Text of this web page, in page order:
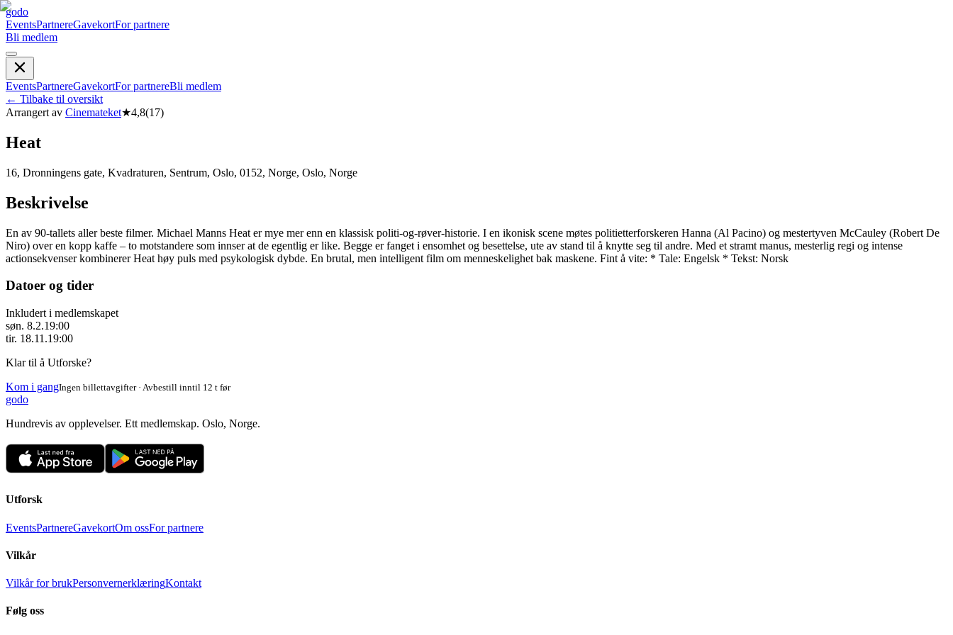
godo
EventsPartnereGavekortFor partnere
Bli medlem
EventsPartnereGavekortFor partnereBli medlem
← Tilbake til oversikt
Arrangert av Cinemateket★4,8(17)
Heat
16, Dronningens gate, Kvadraturen, Sentrum, Oslo, 0152, Norge, Oslo, Norge
Beskrivelse
En av 90-tallets aller beste filmer. Michael Manns Heat er mye mer enn en klassisk politi-og-røver-historie. I en ikonisk scene møtes politietterforskeren Hanna (Al Pacino) og mestertyven McCauley (Robert De
Niro) over en kopp kaffe – to motstandere som innser at de egentlig er like. Begge er fanget i ensomhet og besettelse, ute av stand til å knytte seg til andre. Med et stramt manus, mesterlig regi og intense
actionsekvenser kombinerer Heat høy puls med psykologisk dybde. En brutal, men intelligent film om menneskelighet bak maskene. Fint å vite: * Tale: Engelsk * Tekst: Norsk
Datoer og tider
Inkludert i medlemskapet
søn. 8.2.19:00
tir. 18.11.19:00
Klar til å Utforske?
Kom i gangIngen billettavgifter · Avbestill inntil 12 t før
godo
Hundrevis av opplevelser. Ett medlemskap. Oslo, Norge.
Utforsk
EventsPartnereGavekortOm ossFor partnere
Vilkår
Vilkår for brukPersonvernerklæringKontakt
Følg oss